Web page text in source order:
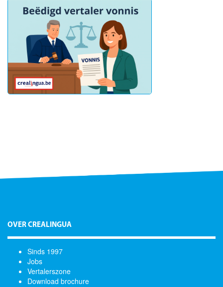
OVER CREALINGUA
Sinds 1997
Jobs
Vertalerszone
Download brochure